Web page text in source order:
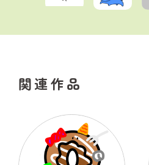
関連作品